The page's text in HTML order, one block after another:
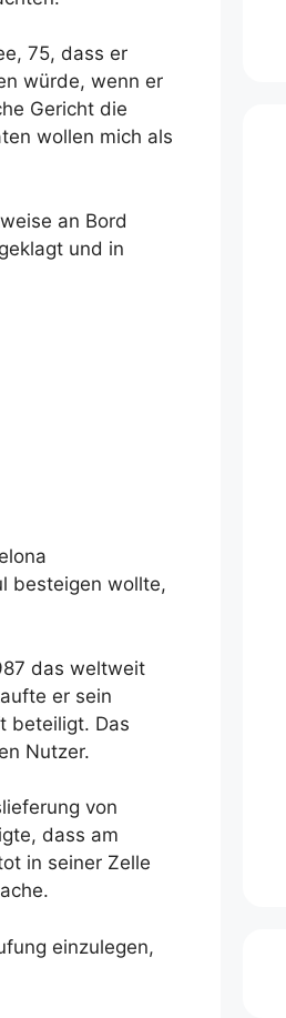
75, dass er
würde, wenn er
Gericht die
wollen mich als
an Bord
und in
besteigen wollte,
das weltweit
er sein
beteiligt. Das
Nutzer.
von
dass am
in seiner Zelle
einzulegen,